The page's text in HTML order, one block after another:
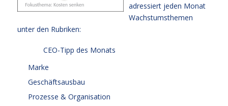
adressiert jeden Monat
Wachstumsthemen
unter den Rubriken:
CEO-Tipp des Monats
Marke
Geschäftsausbau
Prozesse & Organisation